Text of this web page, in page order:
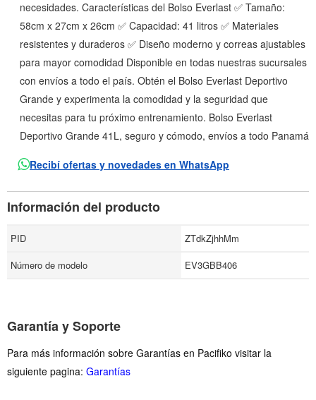
necesidades. Características del Bolso Everlast ✅ Tamaño:
58cm x 27cm x 26cm ✅ Capacidad: 41 litros ✅ Materiales
resistentes y duraderos ✅ Diseño moderno y correas ajustables
para mayor comodidad Disponible en todas nuestras sucursales
con envíos a todo el país. Obtén el Bolso Everlast Deportivo
Grande y experimenta la comodidad y la seguridad que
necesitas para tu próximo entrenamiento. Bolso Everlast
Deportivo Grande 41L, seguro y cómodo, envíos a todo Panamá
Recibí ofertas y novedades en WhatsApp
Información del producto
PID
ZTdkZjhhMm
Número de modelo
EV3GBB406
Garantía y Soporte
Para más información sobre Garantías en Pacifiko visitar la
siguiente pagina: Garantías